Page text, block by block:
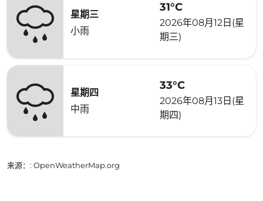
星期三
小雨
31°C
2026年08月12日(星
期三)
星期四
中雨
33°C
2026年08月13日(星
期四)
来源： : OpenWeatherMap.org